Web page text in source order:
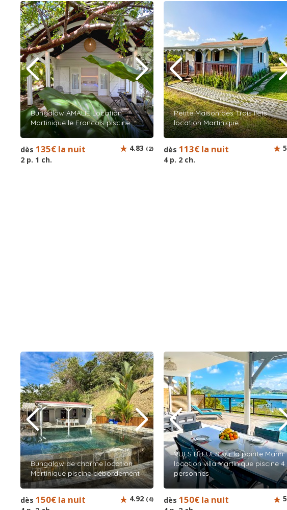
Bungalow AMALIE Location
Martinique le Francois piscine
dès 135€ la nuit
2 p. 1 ch.
4.83 (2)
Petite Maison des Trois Ilets
location Martinique
dès 113€ la nuit
4 p. 2 ch.
5
Bungalow de charme location
Martinique piscine débordement
dès 150€ la nuit 4.92 (4)
VUES BLEUES sur la pointe Marin
location villa Martinique piscine 4
personnes
dès 150€ la nuit 5